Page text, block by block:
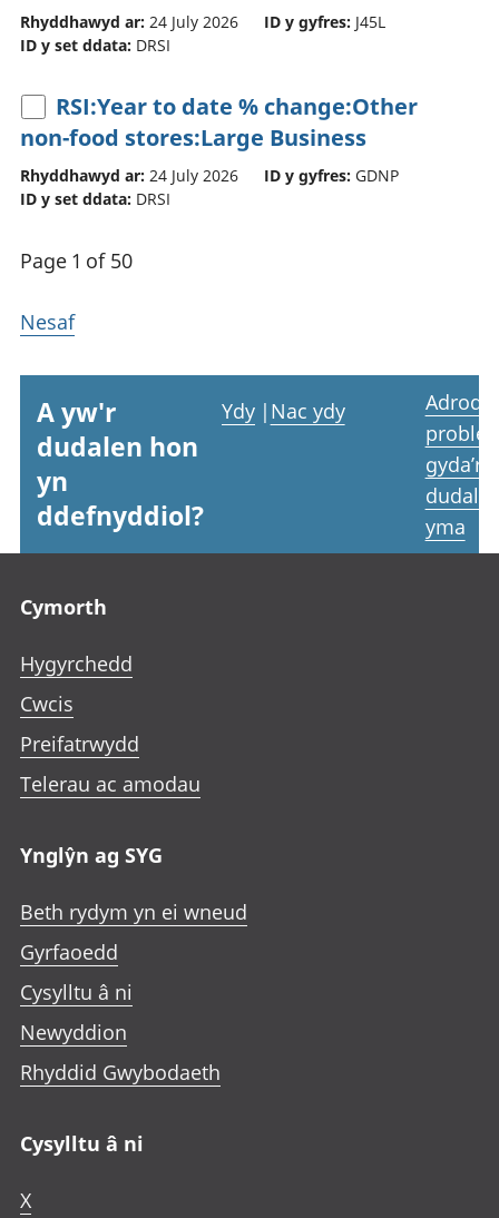
Rhyddhawyd ar: 24 July 2026 ID y gyfres: J45L
ID y set ddata: DRSI
RSI:Year to date % change:Other
non-food stores:Large Business
Rhyddhawyd ar: 24 July 2026 ID y gyfres: GDNP
ID y set ddata: DRSI
Page 1 of 50
Nesaf
A yw'r
dudalen hon
yn
ddefnyddiol?
Ydy | Nac ydy
Adrodd
gyda’r
yma
Cymorth
Hygyrchedd
Cwcis
Preifatrwydd
Telerau ac amodau
Ynglŷn ag SYG
Beth rydym yn ei wneud
Gyrfaoedd
Cysylltu â ni
Newyddion
Rhyddid Gwybodaeth
Cysylltu â ni
X